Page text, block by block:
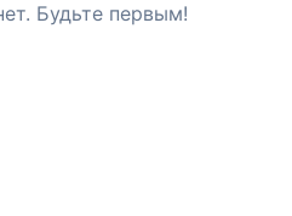
Будьте первым!